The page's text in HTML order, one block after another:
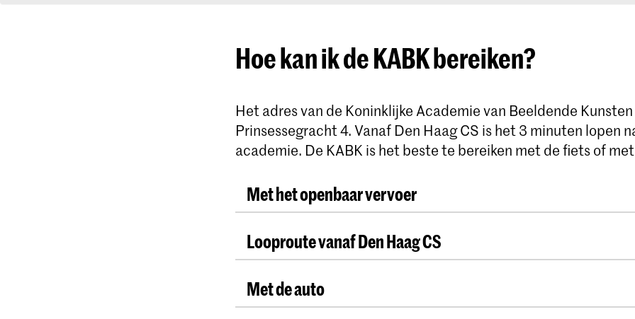
Hoe kan ik de KABK bereiken?
Het adres van de Koninklijke Academie van Beeldende Kunsten
Prinsessegracht 4. Vanaf Den Haag CS is het 3 minuten lopen
academie. De KABK is het beste te bereiken met de fiets of
Met het openbaar vervoer
Looproute vanaf Den Haag CS
overkant richting het Malieveld. Ga links bij de SPAR. Loop
Aan de overzijde aan je rechter hand zie je de academie
Met de auto